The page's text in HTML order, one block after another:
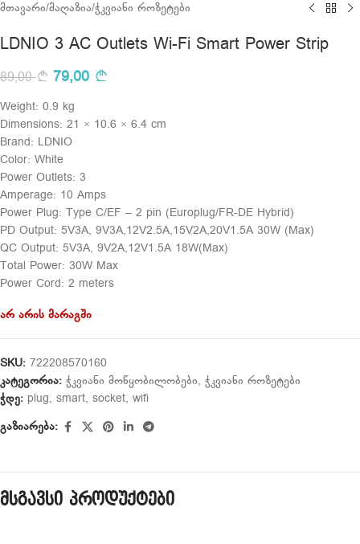
მთავარი/მაღაზია/ჭკვიანი როზეტები
LDNIO 3 AC Outlets Wi-Fi Smart Power Strip
89,00 79,00
Weight: 0.9 kg
Dimensions: 21 × 10.6 × 6.4 cm
Brand: LDNIO
Color: White
Power Outlets: 3
Amperage: 10 Amps
Power Plug: Type C/EF – 2 pin (Europlug/FR-DE Hybrid)
PD Output: 5V3A, 9V3A,12V2.5A,15V2A,20V1.5A 30W (Max)
QC Output: 5V3A, 9V2A,12V1.5A 18W(Max)
Total Power: 30W Max
Power Cord: 2 meters
არ არის მარაგში
SKU: 722208570160
კატეგორია: ჭკვიანი მოწყობილობები, ჭკვიანი როზეტები
ჭდე: plug, smart, socket, wifi
გაზიარება:
მსგავსი პროდუქტები